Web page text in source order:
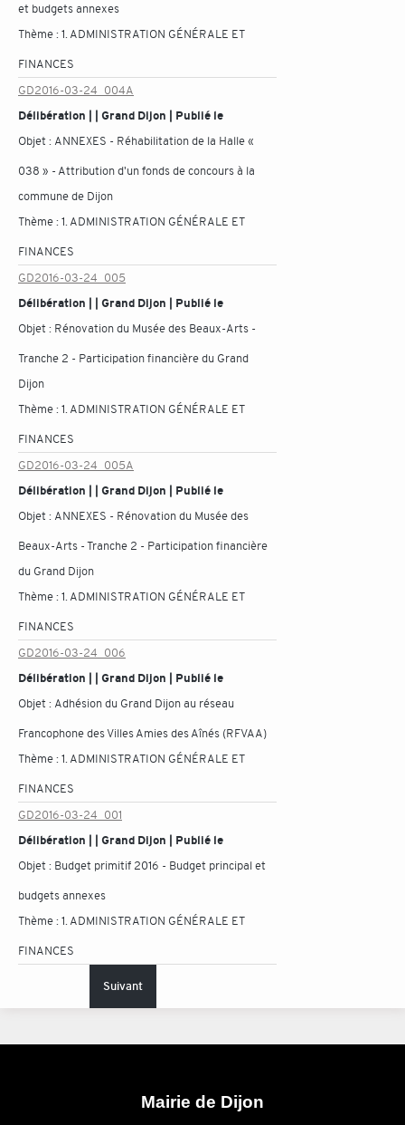
et budgets annexes
Thème :1. ADMINISTRATION GÉNÉRALE ET
FINANCES
GD2016-03-24_004A
Délibération | | Grand Dijon | Publié le
Objet : ANNEXES - Réhabilitation de la Halle «
038 » - Attribution d'un fonds de concours à la
commune de Dijon
Thème :1. ADMINISTRATION GÉNÉRALE ET
FINANCES
GD2016-03-24_005
Délibération | | Grand Dijon | Publié le
Objet : Rénovation du Musée des Beaux-Arts -
Tranche 2 - Participation financière du Grand
Dijon
Thème :1. ADMINISTRATION GÉNÉRALE ET
FINANCES
GD2016-03-24_005A
Délibération | | Grand Dijon | Publié le
Objet : ANNEXES - Rénovation du Musée des
Beaux-Arts - Tranche 2 - Participation financière
du Grand Dijon
Thème :1. ADMINISTRATION GÉNÉRALE ET
FINANCES
GD2016-03-24_006
Délibération | | Grand Dijon | Publié le
Objet : Adhésion du Grand Dijon au réseau
Francophone des Villes Amies des Aînés (RFVAA)
Thème :1. ADMINISTRATION GÉNÉRALE ET
FINANCES
GD2016-03-24_001
Délibération | | Grand Dijon | Publié le
Objet : Budget primitif 2016 - Budget principal et
budgets annexes
Thème :1. ADMINISTRATION GÉNÉRALE ET
FINANCES
Suivant
Mairie de Dijon